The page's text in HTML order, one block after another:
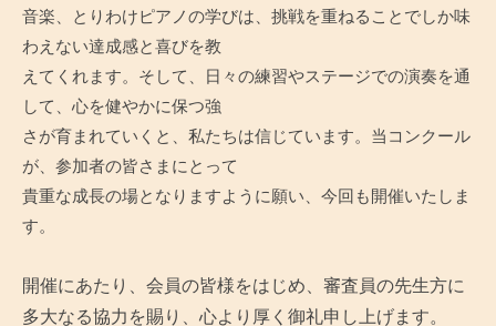
音楽、とりわけピアノの学びは、挑戦を重ねることでしか味
わえない達成感と喜びを教
えてくれます。そして、日々の練習やステージでの演奏を通
して、心を健やかに保つ強
さが育まれていくと、私たちは信じています。当コンクール
が、参加者の皆さまにとって
貴重な成長の場となりますように願い、今回も開催いたしま
す。
開催にあたり、会員の皆様をはじめ、審査員の先生方に
多大なる協力を賜り、心より厚く御礼申し上げます。